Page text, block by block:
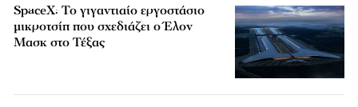
SpaceX: Το γιγαντιαίο εργοστάσιο
μικροτσίπ που σχεδιάζει ο Έλον
Μασκ στο Τέξας